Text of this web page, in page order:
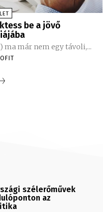
be a jövő
ma már nem egy távoli,...
szélerőművek
az